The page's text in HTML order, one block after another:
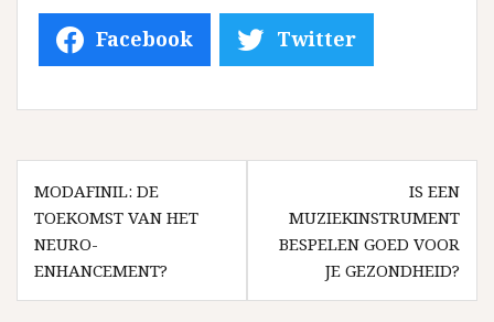
Facebook Twitter
Bericht
navigatie
MODAFINIL: DE
TOEKOMST VAN HET
NEURO-
ENHANCEMENT?
IS EEN
MUZIEKINSTRUMENT
BESPELEN GOED VOOR
JE GEZONDHEID?